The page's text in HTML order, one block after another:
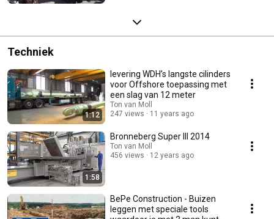
Techniek
1:12
levering WDH’s langste cilinders
voor Offshore toepassing met
een slag van 12 meter
Ton van Moll
247 views
11 years ago
1:58
Bronneberg Super III 2014
Ton van Moll
456 views
12 years ago
BePe Construction - Buizen
leggen met speciale tools